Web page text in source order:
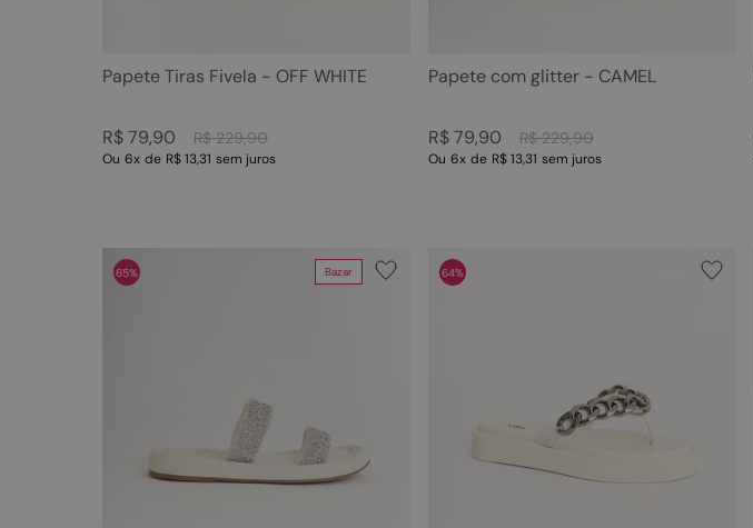
Papete Tiras Fivela - OFF WHITE
R$ 229,90
R$79,90
Ou 6x de R$ 13,31 sem juros
Papete com glitter - CAMEL
R$ 229,90
R$79,90
Ou 6x de R$ 13,31 sem juros
Bazar
65% 64%